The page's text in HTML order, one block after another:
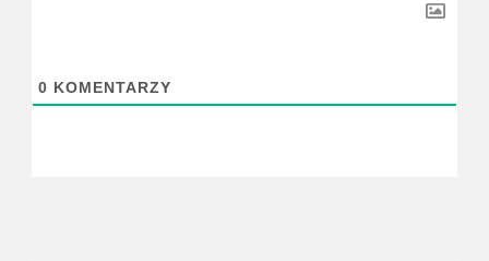
0 KOMENTARZY